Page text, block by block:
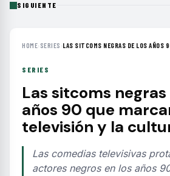
SIGUIENTE
HOME› SERIES ›LAS SITCOMS NEGRAS DE LOS AÑOS
SERIES
Las sitcoms negras
años 90 que
televisión y la
Las comedias televisivas
actores negros en los años